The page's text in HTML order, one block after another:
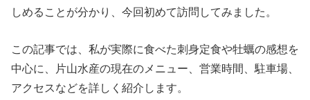
しめることが分かり、今回初めて訪問してみました。
この記事では、私が実際に食べた刺身定食や牡蠣の感想を
中心に、片山水産の現在のメニュー、営業時間、駐車場、
アクセスなどを詳しく紹介します。